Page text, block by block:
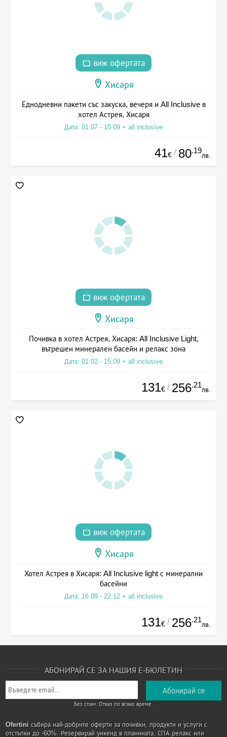
виж офертата
Хисаря
Еднодневни пакети със закуска, вечеря и All Inclusive в
хотел Астрея, Хисаря
Дата: 01.07 - 15.09 + all inclusive
41€ / 80.19
лв.
виж офертата
Хисаря
Почивка в хотел Астрея, Хисаря: All Inclusive Light,
вътрешен минерален басейн и релакс зона
Дата: 01.02 - 15.09 + all inclusive
131€ / 256.21
лв.
виж офертата
Хисаря
Хотел Астрея в Хисаря: All Inclusive light с минерални
басейни
Дата: 16.09 - 22.12 + all inclusive
131€ / 256.21
лв.
АБОНИРАЙ СЕ ЗА НАШИЯ Е-БЮЛЕТИН
Без спам. Отказ по всяко време.
Ofertini събира най-добрите оферти за почивки, продукти и услуги с
отстъпки до -60%. Резервирай уикенд в планината, СПА релакс или